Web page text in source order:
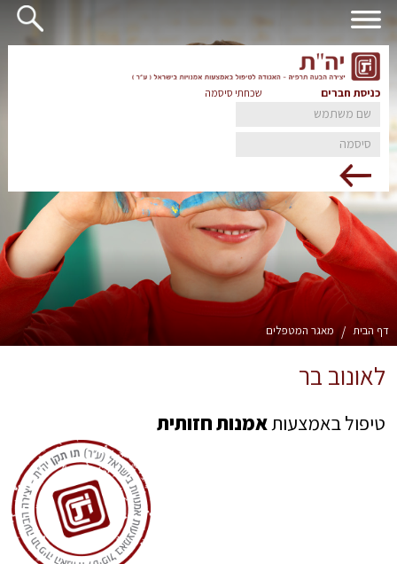
כניסת חברים שכחתי סיסמה
דף הבית / מאגר המטפלים
לאונוב בר
טיפול באמצעותאמנות חזותית